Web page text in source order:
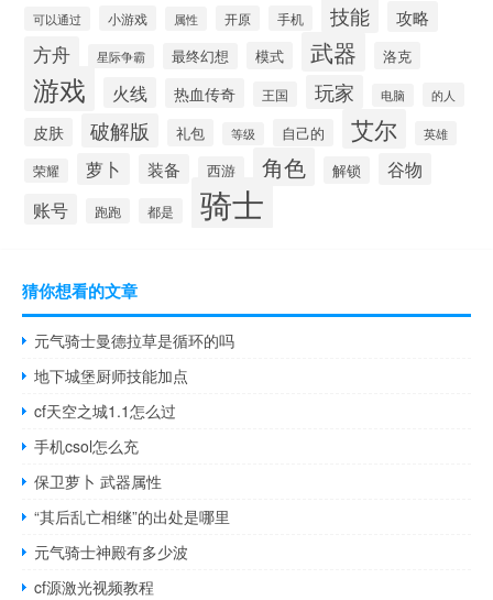
可以通过 小游戏 属性 开原 手机 技能 攻略
方舟 星际争霸 最终幻想 模式 武器 洛克
游戏 火线 热血传奇 王国 玩家 电脑 的人
皮肤 破解版 礼包 等级 自己的 艾尔 英雄
荣耀 萝卜 装备 西游 角色 解锁 谷物
账号 跑跑 都是 骑士
猜你想看的文章
元气骑士曼德拉草是循环的吗
地下城堡厨师技能加点
cf天空之城1.1怎么过
手机csol怎么充
保卫萝卜 武器属性
“其后乱亡相继”的出处是哪里
元气骑士神殿有多少波
cf源激光视频教程